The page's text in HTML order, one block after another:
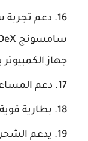
دعم
جهاز
دعم
بطارية
يدعم